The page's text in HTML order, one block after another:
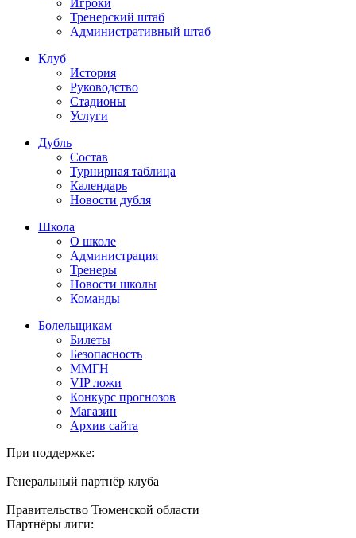
Тренерский штаб
Административный штаб
Клуб
История
Руководство
Стадионы
Услуги
Дубль
Состав
Турнирная таблица
Календарь
Новости дубля
Школа
О школе
Администрация
Тренеры
Новости школы
Команды
Болельщикам
Билеты
Безопасность
ММГН
VIP ложи
Конкурс прогнозов
Магазин
Архив сайта
При поддержке:
Генеральный партнёр клуба
Правительство Тюменской области
Партнёры лиги: